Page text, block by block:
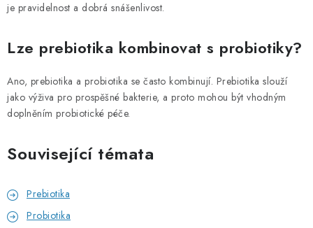
je pravidelnost a dobrá snášenlivost.
Lze prebiotika kombinovat s probiotiky?
Ano, prebiotika a probiotika se často kombinují. Prebiotika slouží
jako výživa pro prospěšné bakterie, a proto mohou být vhodným
doplněním probiotické péče.
Související témata
Prebiotika
Probiotika